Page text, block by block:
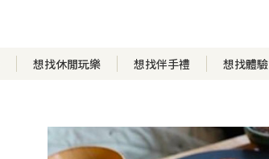
想找休閒玩樂 想找伴手禮 想找體驗